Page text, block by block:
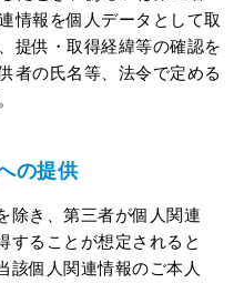
情報を個人データとして取
提供・取得経緯等の確認を
者の氏名等、法令で定める
の提供
除き、第三者が個人関連
することが想定されると
該個人関連情報のご本人